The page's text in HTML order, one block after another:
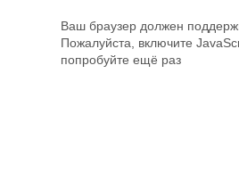
Ваш браузер должен
Пожалуйста, включите
попробуйте ещё раз